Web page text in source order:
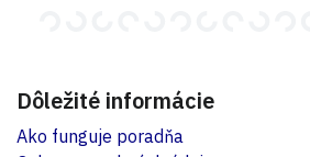
Dôležité informácie
Ako funguje poradňa